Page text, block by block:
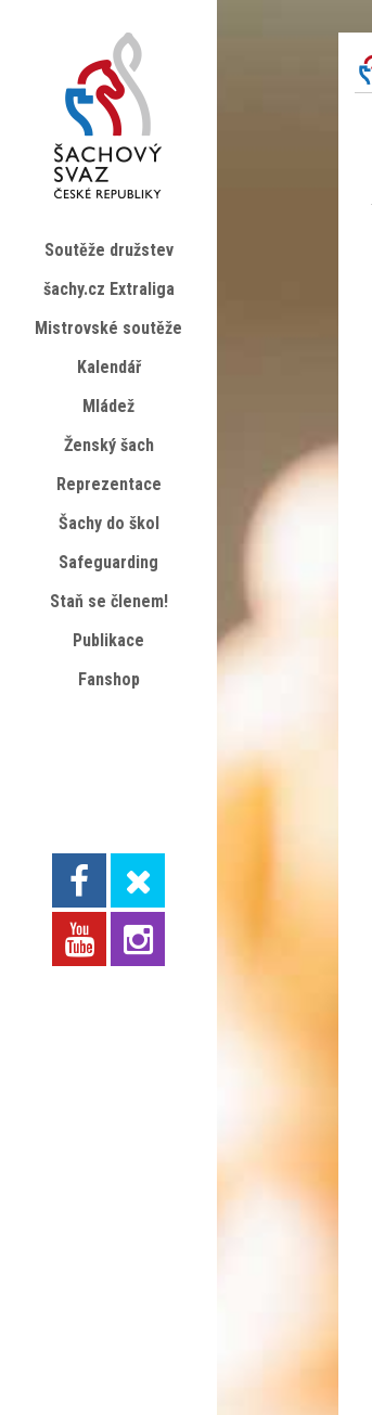
Soutěže družstev
šachy.cz Extraliga
Mistrovské soutěže
Kalendář
Mládež
Ženský šach
Reprezentace
Šachy do škol
Safeguarding
Staň se členem!
Publikace
Fanshop